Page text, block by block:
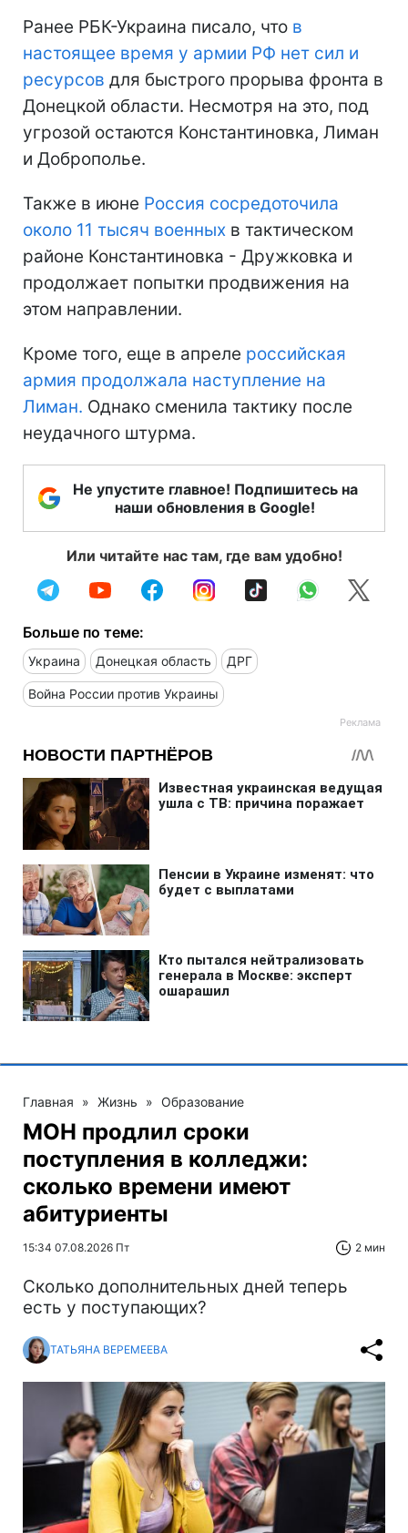
Ранее РБК-Украина писало, что в
настоящее время у армии РФ нет сил и
ресурсов для быстрого прорыва фронта в
Донецкой области. Несмотря на это, под
угрозой остаются Константиновка, Лиман
и Доброполье.
Также в июне Россия сосредоточила
около 11 тысяч военных в тактическом
районе Константиновка - Дружковка и
продолжает попытки продвижения на
этом направлении.
Кроме того, еще в апреле российская
армия продолжала наступление на
Лиман. Однако сменила тактику после
неудачного штурма.
Не упустите главное! Подпишитесь на
наши обновления в Google!
Или читайте нас там, где вам удобно!
Больше по теме:
Украина Донецкая область ДРГ
Война России против Украины
Главная » Жизнь » Образование
МОН продлил сроки
поступления в колледжи:
сколько времени имеют
абитуриенты
15:34 07.08.2026 Пт 2 мин
Сколько дополнительных дней теперь
есть у поступающих?
ТАТЬЯНА ВЕРЕМЕЕВА